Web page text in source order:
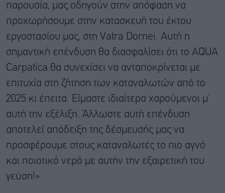
παρουσία, μας οδηγούν στην απόφαση να
προχωρήσουμε στην κατασκευή του έκτου
εργοστασίου μας, στη Vatra Dornei. Αυτή η
σημαντική επένδυση θα διασφαλίσει ότι το AQUA
Carpatica θα συνεχίσει να ανταποκρίνεται με
επιτυχία στη ζήτηση των καταναλωτών από το
2025 κι έπειτα. Είμαστε ιδιαίτερα χαρούμενοι μ’
αυτή την εξέλιξη. Άλλωστε αυτή επένδυση
αποτελεί απόδειξη της δέσμευσής μας να
προσφέρουμε στους καταναλωτές το πιο αγνό
και ποιοτικό νερό με αυτήν την εξαιρετική του
γεύση!».